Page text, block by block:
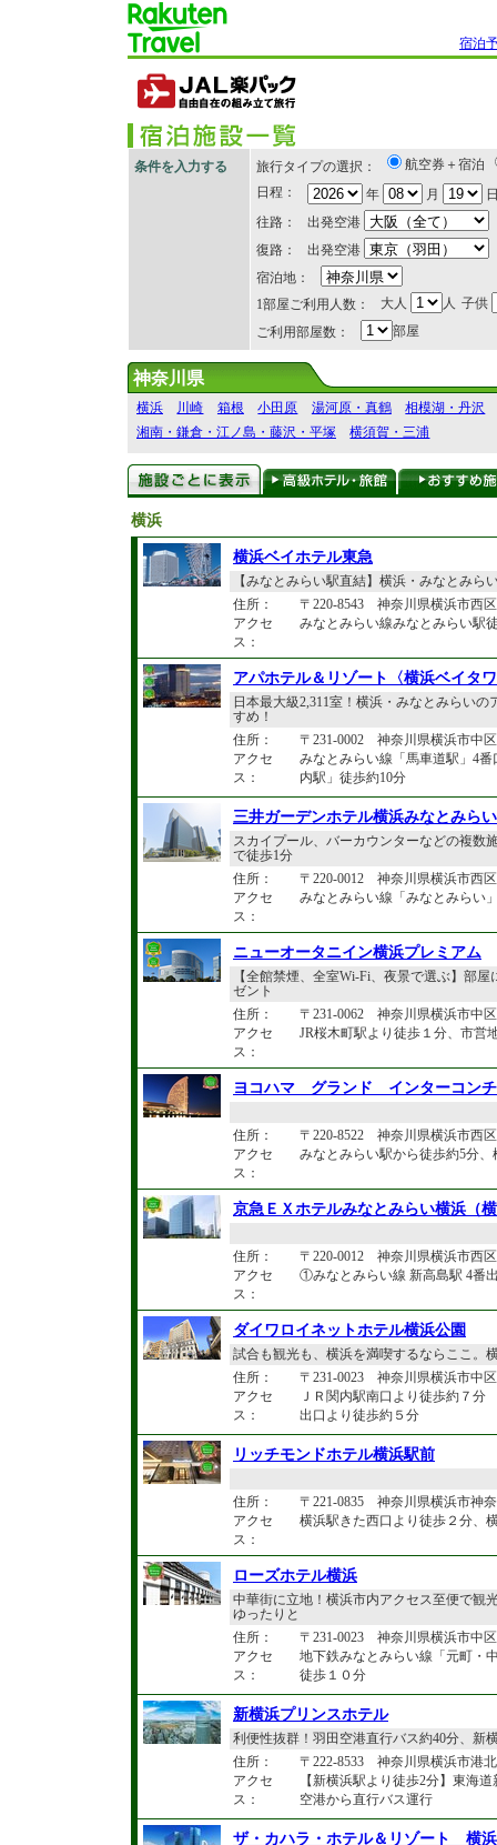
宿泊
条件を入力する 旅行タイプの選択：
航空券＋宿泊
日程：
年 月
往路：
出発空港
復路：
出発空港
宿泊地：
1部屋ご利用人数：
大人 人 子供
ご利用部屋数：
部屋
神奈川県
横浜 川崎 箱根 小田原 湯河原・真鶴
相模湖・丹沢
湘南・鎌倉・江ノ島・藤沢・平塚
横須賀・三浦
横浜
横浜ベイホテル東急
【みなとみらい駅直結】横浜・みなとみ
住所：
〒220-8543 神奈川県横浜市西
アクセ
ス：
みなとみらい線みなとみらい駅
アパホテル＆リゾート〈横浜ベイタ
日本最大級2,311室！横浜・みなとみらい
すめ！
住所：
〒231-0002 神奈川県横浜市中
アクセ
ス：
みなとみらい線「馬車道駅」4
内駅」徒歩約10分
三井ガーデンホテル横浜みなとみら
スカイプール、バーカウンターなどの複数
で徒歩1分
住所：
〒220-0012 神奈川県横浜市西
アクセ
ス：
みなとみらい線「みなとみらい
ニューオータニイン横浜プレミアム
【全館禁煙、全室Wi-Fi、夜景で選ぶ】部
ゼント
住所：
〒231-0062 神奈川県横浜市中
アクセ
ス：
JR桜木町駅より徒歩１分、市営
ヨコハマ グランド インターコ
住所：
〒220-8522 神奈川県横浜市西
アクセ
ス：
みなとみらい駅から徒歩約5分
京急ＥＸホテルみなとみらい横浜（
住所：
〒220-0012 神奈川県横浜市西
アクセ
ス：
①みなとみらい線 新高島駅 4番
ダイワロイネットホテル横浜公園
試合も観光も、横浜を満喫するならここ。
住所：
〒231-0023 神奈川県横浜市中
アクセ
ス：
ＪＲ関内駅南口より徒歩約７
出口より徒歩約５分
リッチモンドホテル横浜駅前
住所：
〒221-0835 神奈川県横浜市神
アクセ
ス：
横浜駅きた西口より徒歩２分、
ローズホテル横浜
中華街に立地！横浜市内アクセス至便で観
ゆったりと
住所：
〒231-0023 神奈川県横浜市中
アクセ
ス：
地下鉄みなとみらい線「元町・
徒歩１０分
新横浜プリンスホテル
利便性抜群！羽田空港直行バス約40分、新
住所：
〒222-8533 神奈川県横浜市港
アクセ
ス：
【新横浜駅より徒歩2分】東海
空港から直行バス運行
ザ・カハラ・ホテル＆リゾート 横浜